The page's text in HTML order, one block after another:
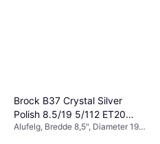
Brock B37 Crystal Silver
Polish 8.5/19 5/112 ET20
B66.6
Alufelg, Bredde 8,5", Diameter 19",